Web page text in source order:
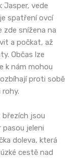
Jasper, vede
spatření ovcí
snížena na
a počkat, až
Občas lze
k nám mohou
proti sobě
březích jsou
pasou jeleni
doleva, která
cestě nad